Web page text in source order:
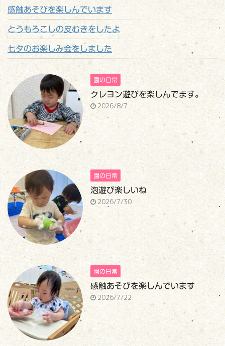
感触あそびを楽しんでいます
とうもろこしの皮むきをしたよ
七夕のお楽しみ会をしました
園の日常
クレヨン遊びを楽しんでます。
2026/8/7
園の日常
泡遊び楽しいね
2026/7/30
園の日常
感触あそびを楽しんでいます
2026/7/22